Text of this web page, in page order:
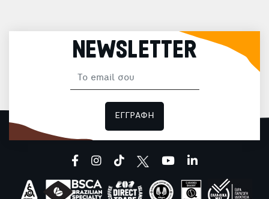
NEWSLETTER
ΕΓΓΡΑΦΗ
facebookinstagram
tiktok youtubelinkedin